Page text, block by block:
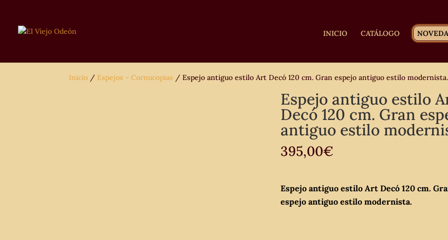
INICIO CATÁLOGO
Inicio / Espejos - Cornucopias / Espejo antiguo estilo Art Decó 120 cm. Gran espejo antiguo estilo modernista.
Espejo antiguo estilo
Decó 120 cm. Gran
antiguo estilo
395,00€
Espejo antiguo estilo Art Decó 120 cm.
espejo antiguo estilo modernista.